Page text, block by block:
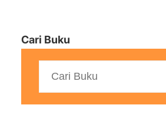
Cari Buku